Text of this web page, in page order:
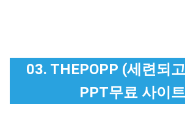
03. THEPOPP (세련되
PPT무료 사이